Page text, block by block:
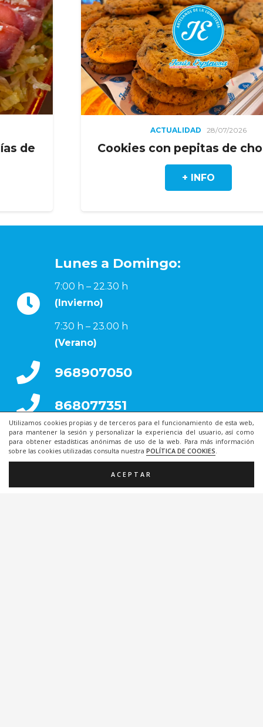
Utilizamos cookies propias y de terceros para el funcionamiento de esta web,
para mantener la sesión y personalizar la experiencia del usuario, así como
para obtener estadísticas anónimas de uso de la web. Para más información
sobre las cookies utilizadas consulta nuestra POLÍTICA DE COOKIES.
ACEPTAR
28/07/2026
Cookies con pepitas de chocolate
Lunes a Domingo:
7:00 h – 22.30 h
(Invierno)
7:30 h – 23.00 h
(Verano)
968907050
868077351